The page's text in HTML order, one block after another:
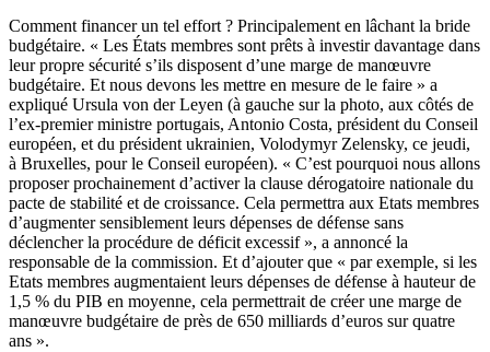
Comment financer un tel effort ? Principalement en lâchant la bride
budgétaire. « Les États membres sont prêts à investir davantage dans
leur propre sécurité s’ils disposent d’une marge de manœuvre
budgétaire. Et nous devons les mettre en mesure de le faire » a
expliqué Ursula von der Leyen (à gauche sur la photo, aux côtés de
l’ex-premier ministre portugais, Antonio Costa, président du Conseil
européen, et du président ukrainien, Volodymyr Zelensky, ce jeudi,
à Bruxelles, pour le Conseil européen). « C’est pourquoi nous allons
proposer prochainement d’activer la clause dérogatoire nationale du
pacte de stabilité et de croissance. Cela permettra aux Etats membres
d’augmenter sensiblement leurs dépenses de défense sans
déclencher la procédure de déficit excessif », a annoncé la
responsable de la commission. Et d’ajouter que « par exemple, si les
Etats membres augmentaient leurs dépenses de défense à hauteur de
1,5 % du PIB en moyenne, cela permettrait de créer une marge de
manœuvre budgétaire de près de 650 milliards d’euros sur quatre
ans ».